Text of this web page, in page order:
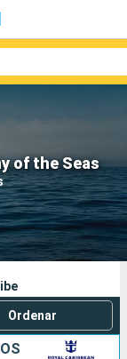
of the Seas
Compañías
Ordenar